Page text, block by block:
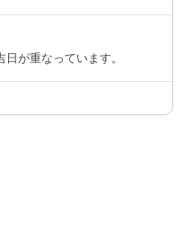
が重なっています。